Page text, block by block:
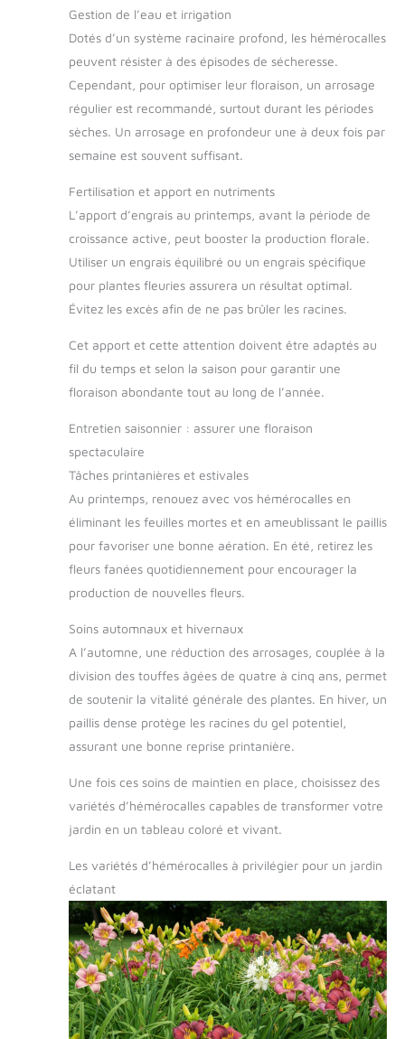
Gestion de l’eau et irrigation
Dotés d’un système racinaire profond, les hémérocalles
peuvent résister à des épisodes de sécheresse.
Cependant, pour optimiser leur floraison, un arrosage
régulier est recommandé, surtout durant les périodes
sèches. Un arrosage en profondeur une à deux fois par
semaine est souvent suffisant.
Fertilisation et apport en nutriments
L’apport d’engrais au printemps, avant la période de
croissance active, peut booster la production florale.
Utiliser un engrais équilibré ou un engrais spécifique
pour plantes fleuries assurera un résultat optimal.
Évitez les excès afin de ne pas brûler les racines.
Cet apport et cette attention doivent être adaptés au
fil du temps et selon la saison pour garantir une
floraison abondante tout au long de l’année.
Entretien saisonnier : assurer une floraison
spectaculaire
Tâches printanières et estivales
Au printemps, renouez avec vos hémérocalles en
éliminant les feuilles mortes et en ameublissant le paillis
pour favoriser une bonne aération. En été, retirez les
fleurs fanées quotidiennement pour encourager la
production de nouvelles fleurs.
Soins automnaux et hivernaux
A l’automne, une réduction des arrosages, couplée à la
division des touffes âgées de quatre à cinq ans, permet
de soutenir la vitalité générale des plantes. En hiver, un
paillis dense protège les racines du gel potentiel,
assurant une bonne reprise printanière.
Une fois ces soins de maintien en place, choisissez des
variétés d’hémérocalles capables de transformer votre
jardin en un tableau coloré et vivant.
Les variétés d’hémérocalles à privilégier pour un jardin
éclatant